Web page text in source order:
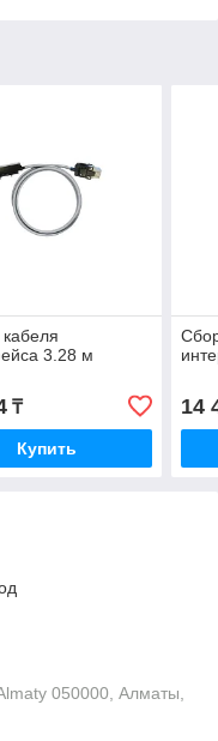
3.28 м
₸
Купить
14
050000, Алматы,